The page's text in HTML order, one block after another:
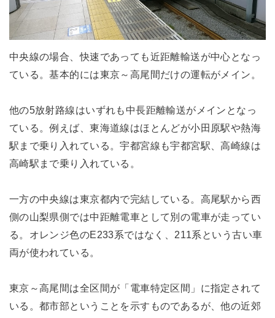
中央線の場合、快速であっても近距離輸送が中心となっ
ている。基本的には東京～高尾間だけの運転がメイン。
他の5放射路線はいずれも中長距離輸送がメインとなっ
ている。例えば、東海道線はほとんどが小田原駅や熱海
駅まで乗り入れている。宇都宮線も宇都宮駅、高崎線は
高崎駅まで乗り入れている。
一方の中央線は東京都内で完結している。高尾駅から西
側の山梨県側では中距離電車として別の電車が走ってい
る。オレンジ色のE233系ではなく、211系という古い車
両が使われている。
東京～高尾間は全区間が「電車特定区間」に指定されて
いる。都市部ということを示すものであるが、他の近郊